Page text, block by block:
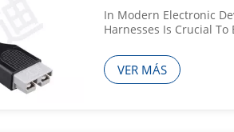
In Modern Electronic
Harnesses Is Crucial
Used In SEDlications
VER MÁS